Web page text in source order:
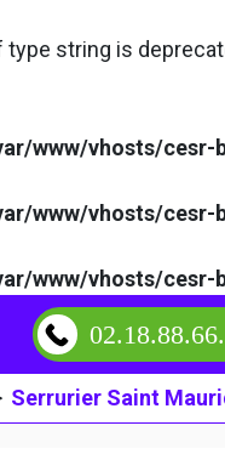
string is
www/vhosts/cesr-
www/vhosts/cesr-
www/vhosts/cesr-
Serrurier Saint